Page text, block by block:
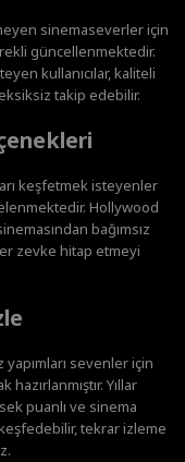
sinemaseverler için
güncellenmektedir.
kullanıcılar, kaliteli
takip edebilir.
keşfetmek isteyenler
Hollywood
bağımsız
zevke hitap etmeyi
sevenler için
Yıllar
puanlı ve sinema
tekrar izleme